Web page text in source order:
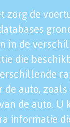
zorg de
in de
die
de auto,
de auto.
informatie